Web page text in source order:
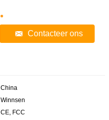
Contacteer ons
China
Winnsen
CE, FCC